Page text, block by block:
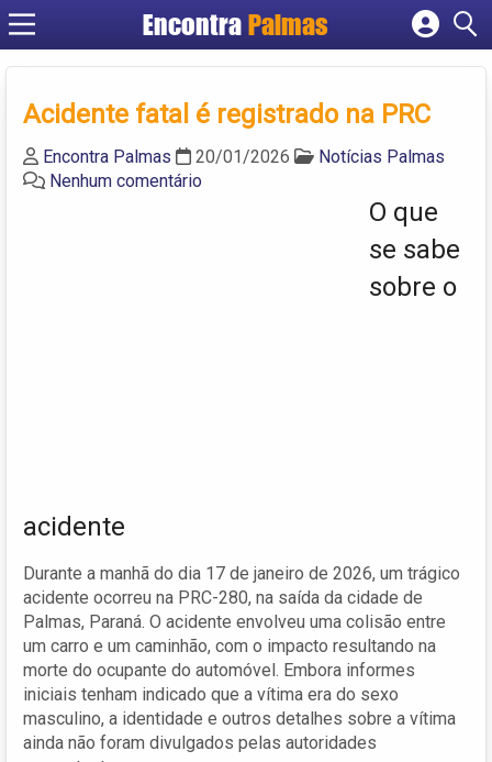
Encontra Palmas
Cadastrar empresa
Criar conta
Acidente fatal é registrado na PRC
Encontra Palmas 20/01/2026
Notícias Palmas
Nenhum comentário
O que
se sabe
sobre o
acidente
Durante a manhã do dia 17 de janeiro de 2026, um trágico
acidente ocorreu na PRC-280, na saída da cidade de
Palmas, Paraná. O acidente envolveu uma colisão entre
um carro e um caminhão, com o impacto resultando na
morte do ocupante do automóvel. Embora informes
iniciais tenham indicado que a vítima era do sexo
masculino, a identidade e outros detalhes sobre a vítima
ainda não foram divulgados pelas autoridades